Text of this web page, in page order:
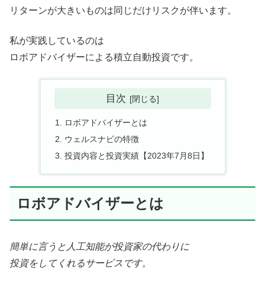
リターンが大きいものは同じだけリスクが伴います。
私が実践しているのは
ロボアドバイザーによる積立自動投資です。
目次
ロボアドバイザーとは
ウェルスナビの特徴
投資内容と投資実績【2023年7月8日】
ロボアドバイザーとは
簡単に言うと人工知能が投資家の代わりに
投資をしてくれるサービスです。